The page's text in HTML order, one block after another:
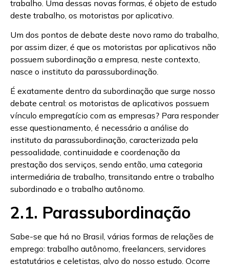
trabalho. Uma dessas novas formas, é objeto de estudo
deste trabalho, os motoristas por aplicativo.
Um dos pontos de debate deste novo ramo do trabalho,
por assim dizer, é que os motoristas por aplicativos não
possuem subordinação a empresa, neste contexto,
nasce o instituto da parassubordinação.
É exatamente dentro da subordinação que surge nosso
debate central: os motoristas de aplicativos possuem
vínculo empregatício com as empresas? Para responder
esse questionamento, é necessário a análise do
instituto da parassubordinação, caracterizada pela
pessoalidade, continuidade e coordenação da
prestação dos serviços, sendo então, uma categoria
intermediária de trabalho, transitando entre o trabalho
subordinado e o trabalho autônomo.
2.1. Parassubordinação
Sabe-se que há no Brasil, várias formas de relações de
emprego: trabalho autônomo, freelancers, servidores
estatutários e celetistas, alvo do nosso estudo. Ocorre